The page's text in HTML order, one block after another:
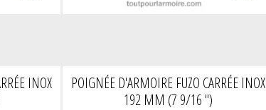
INOX
POIGNÉE D'ARMOIRE FUZO CARRÉE INOX
192 MM (7 9/16 ")